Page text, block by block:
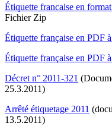
Étiquette francaise en
Fichier Zip
Étiquette française en PDF
Étiquette française en PDF
Décret n° 2011-321
25.3.2011)
Arrêté étiquetage 2011
13.5.2011)